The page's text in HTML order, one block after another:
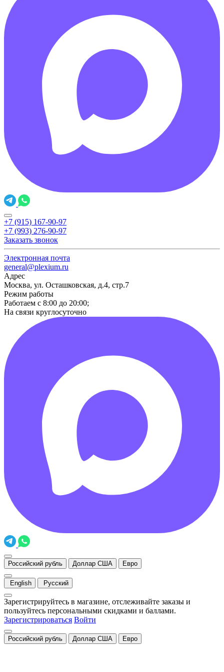
+7 (915) 167-90-97
+7 (993) 276-90-97
Заказать звонок
Электронная почта
general@plexium.ru
Адрес
Москва, ул. Осташковская, д.4, стр.7
Режим работы
Работаем с 8:00 до 20:00;
На связи круглосуточно
Российский рубль Доллар США Евро
English Русский
Зарегистрируйтесь в магазине, отслеживайте заказы и
пользуйтесь персональными скидками и баллами.
Зарегистрироваться Войти
Российский рубль Доллар США Евро